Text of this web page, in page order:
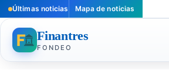
Últimas noticias Mapa de noticias
Finantres
FONDEO